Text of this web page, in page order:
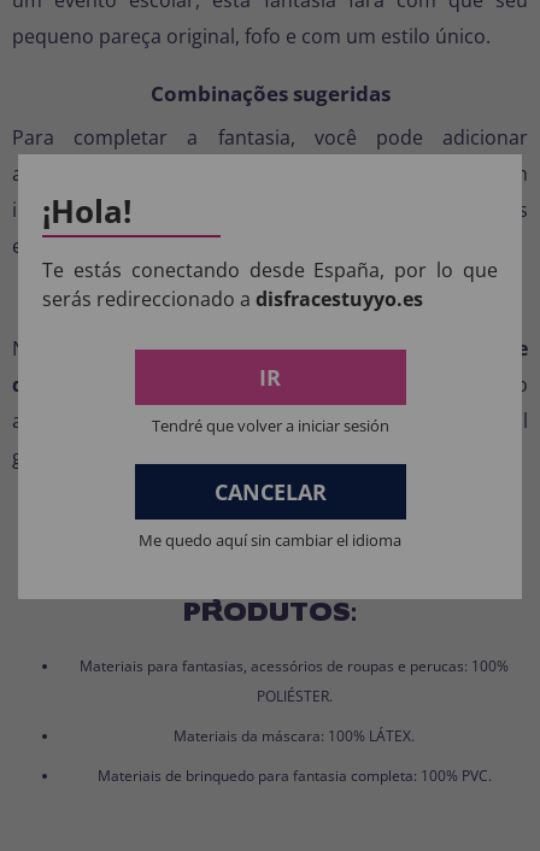
pequeno pareça original, fofo e com um estilo único.
Combinações sugeridas
Para completar a fantasia, você pode adicionar
acessórios como
, maquiagem
infantil segura ou acessórios de bruxa, como vassouras
e caldeirões.
Compre uma fantasia de bruxa rosa online
Na Disfraces TuyYo,vocêencontra fantasias de
qualidade online
pelo melhor preço. Faça seu pedido
agora e receba esta fantasia de bruxa em casa com total
garantia.
PRODUTOS:
Materiais para fantasias, acessórios de roupas e perucas: 100%
POLIÉSTER.
Materiais da máscara: 100% LÁTEX.
Materiais de brinquedo para fantasia completa: 100% PVC.
¡Hola!
Te estás conectando desde España, por lo que
serás redireccionado a disfracestuyyo.es
IR
Tendré que volver a iniciar sesión
CANCELAR
Me quedo aquí sin cambiar el idioma